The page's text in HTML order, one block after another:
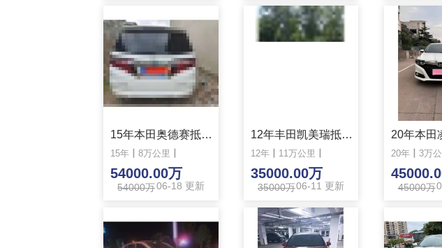
15年本田奥德赛抵押车
15年 丨8万公里
54000.00万
54000万06-18 更新
12年丰田凯美瑞抵押车
12年丨 11万公里
35000.00万
35000万06-11 更新
20年本田
20年丨 3万
45000万
准20年奔驰A180L抵押车
19年丨4万公里丨